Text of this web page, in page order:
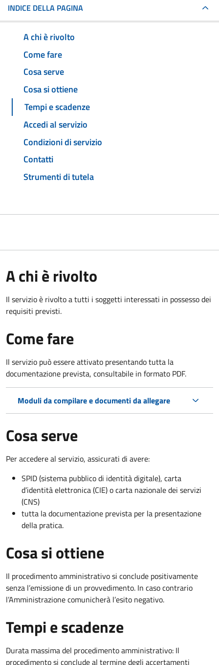
INDICE DELLA PAGINA
A chi è rivolto
Come fare
Cosa serve
Cosa si ottiene
Tempi e scadenze
Accedi al servizio
Condizioni di servizio
Contatti
Strumenti di tutela
A chi è rivolto
Il servizio è rivolto a tutti i soggetti interessati in possesso dei
requisiti previsti.
Come fare
Il servizio può essere attivato presentando tutta la
documentazione prevista, consultabile in formato PDF.
Moduli da compilare e documenti da allegare
Cosa serve
Per accedere al servizio, assicurati di avere:
SPID (sistema pubblico di identità digitale), carta
d’identità elettronica (CIE) o carta nazionale dei servizi
(CNS)
tutta la documentazione prevista per la presentazione
della pratica.
Cosa si ottiene
Il procedimento amministrativo si conclude positivamente
senza l’emissione di un provvedimento. In caso contrario
l’Amministrazione comunicherà l’esito negativo.
Tempi e scadenze
Durata massima del procedimento amministrativo: Il
procedimento si conclude al termine degli accertamenti